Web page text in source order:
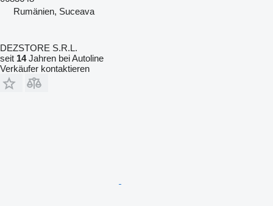
Rumänien, Suceava
DEZSTORE S.R.L.
seit 14Jahren bei Autoline
Verkäufer kontaktieren